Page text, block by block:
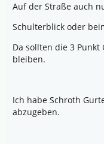
Auf der Straße auch
Schulterblick oder
Da sollten die 3
bleiben.
Ich habe Schroth
abzugeben.